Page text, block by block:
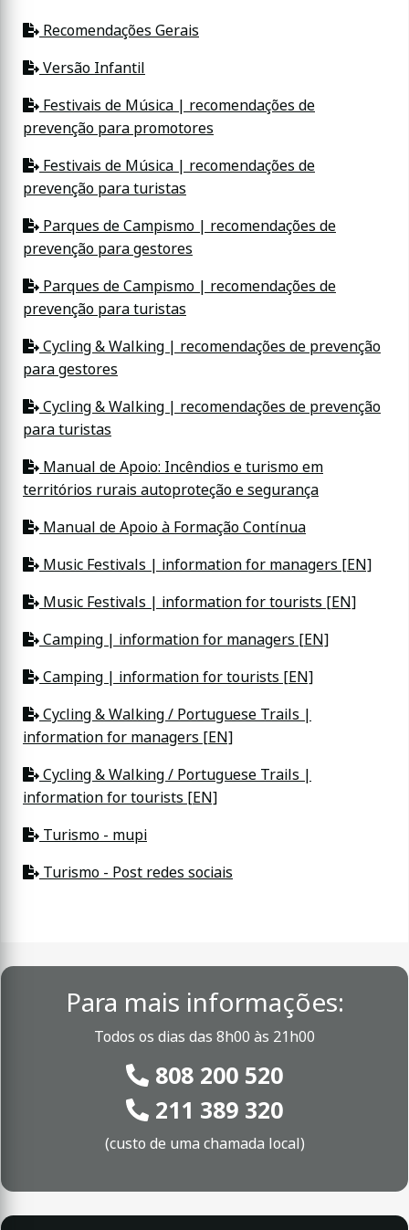
Recomendações Gerais
Versão Infantil
Festivais de Música | recomendações de
prevenção para promotores
Festivais de Música | recomendações de
prevenção para turistas
Parques de Campismo | recomendações de
prevenção para gestores
Parques de Campismo | recomendações de
prevenção para turistas
Cycling & Walking | recomendações de prevenção
para gestores
Cycling & Walking | recomendações de prevenção
para turistas
Manual de Apoio: Incêndios e turismo em
territórios rurais autoproteção e segurança
Manual de Apoio à Formação Contínua
Music Festivals | information for managers [EN]
Music Festivals | information for tourists [EN]
Camping | information for managers [EN]
Camping | information for tourists [EN]
Cycling & Walking / Portuguese Trails |
information for managers [EN]
Cycling & Walking / Portuguese Trails |
information for tourists [EN]
Turismo - mupi
Turismo - Post redes sociais
Para mais informações:
Todos os dias das 8h00 às 21h00
808 200 520
211 389 320
(custo de uma chamada local)